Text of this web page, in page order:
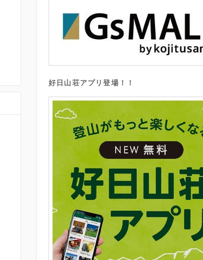
好日山荘アプリ登場！！